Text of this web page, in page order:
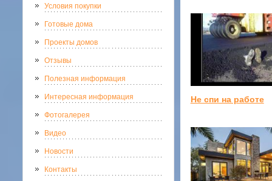
Условия покупки
Готовые дома
Проекты домов
Отзывы
Полезная информация
Интересная информация
Фотогалерея
Видео
Новости
Контакты
Не спи на работе